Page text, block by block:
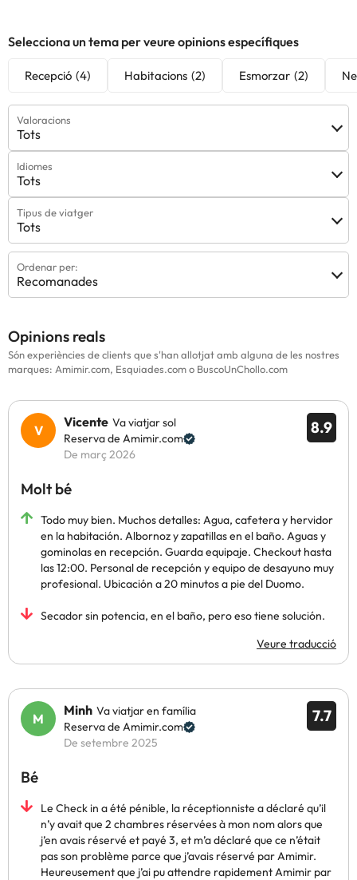
Selecciona un tema per veure opinions específiques
Recepció (4) Habitacions (2) Esmorzar (2)
Valoracions
Tots
Idiomes
Tots
Tipus de viatger
Tots
Ordenar per:
Recomanades
Opinions reals
Són experiències de clients que s'han allotjat amb alguna de les nostres
marques: Amimir.com, Esquiades.com o BuscoUnChollo.com
8.9
Vicente Va viatjar sol
Reserva de Amimir.com
De març 2026
Molt bé
Todo muy bien. Muchos detalles: Agua, cafetera y hervidor
en la habitación. Albornoz y zapatillas en el baño. Aguas y
gominolas en recepción. Guarda equipaje. Checkout hasta
las 12:00. Personal de recepción y equipo de desayuno muy
profesional. Ubicación a 20 minutos a pie del Duomo.
Secador sin potencia, en el baño, pero eso tiene solución.
Veure traducció
7.7
Minh Va viatjar en família
Reserva de Amimir.com
De setembre 2025
Bé
Le Check in a été pénible, la réceptionniste a déclaré qu’il
n’y avait que 2 chambres réservées à mon nom alors que
j’en avais réservé et payé 3, et m’a déclaré que ce n’était
pas son problème parce que j’avais réservé par Amimir.
Heureusement que j’ai pu attendre rapidement Amimir par